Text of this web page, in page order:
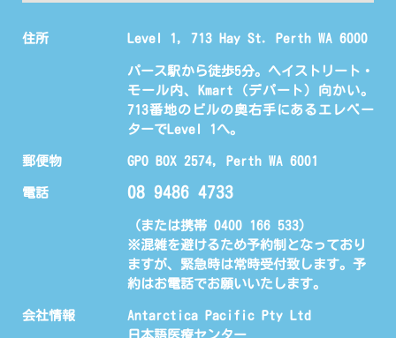
住所 Level 1, 713 Hay St. Perth WA 6000
パース駅から徒歩5分。ヘイストリート・
モール内、Kmart（デパート）向かい。
713番地のビルの奥右手にあるエレベー
ターでLevel 1へ。
郵便物 GPO BOX 2574, Perth WA 6001
電話 08 9486 4733
（または携帯 0400 166 533)
※混雑を避けるため予約制となっており
ますが、緊急時は常時受付致します。予
約はお電話でお願いいたします。
会社情報
Antarctica Pacific Pty Ltd
日本語医療センター